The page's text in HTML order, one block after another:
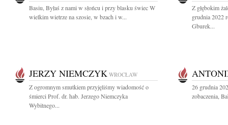
Basiu, Byłaś z nami w słońcu i przy blasku świec W
wielkim wietrze na szosie, w bzach i w...
Z głębokim
grudnia 2022
Gburek...
JERZY NIEMCZYK WROCŁAW
Z ogromnym smutkiem przyjęliśmy wiadomość o
śmierci Prof. dr. hab. Jerzego Niemczyka
Wybitnego...
26 grudnia
zobaczenia,